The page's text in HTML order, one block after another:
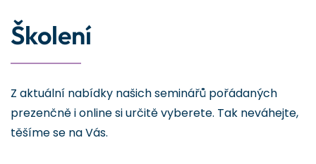
Školení
Z aktuální nabídky našich seminářů pořádaných
prezenčně i online si určitě vyberete. Tak neváhejte,
těšíme se na Vás.